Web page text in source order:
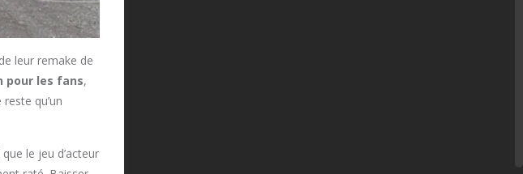
leur remake de
pour les fans,
qu’un
le jeu d’acteur